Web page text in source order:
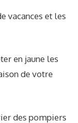
vacances et les
en jaune les
de votre
des pompiers